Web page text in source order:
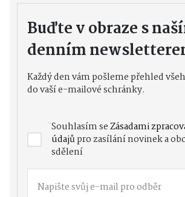
Buďte v obraze s
denním
Každý den vám pošleme přehled
do vaší e-mailové schránky.
Souhlasím seZásadami
údajůpro zasílání novinek a
sdělení